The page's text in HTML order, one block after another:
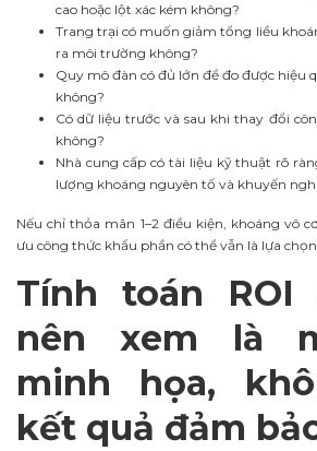
cao hoặc lột xác kém không?
Trang trại có muốn giảm tổng liều
ra môi trường không?
Quy mô đàn có đủ lớn để đo được hiệu
không?
Có dữ liệu trước và sau khi thay đổi
không?
Nhà cung cấp có tài liệu kỹ thuật rõ
lượng khoáng nguyên tố và khuyến
Nếu chỉ thỏa mãn 1–2 điều kiện, khoáng vô
ưu công thức khẩu phần có thể vẫn là lựa
Tính toán
nên xem là
minh họa,
kết quả đảm